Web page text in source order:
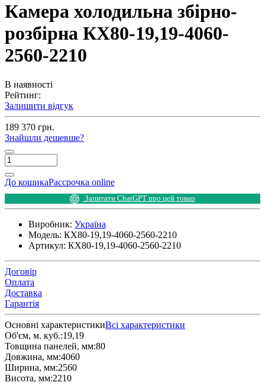
Камера холодильна збірно-
розбірна КХ80-19,19-4060-
2560-2210
В наявності
Рейтинг:
Залишити відгук
189 370 грн.
Знайшли дешевше?
До кошикаРассрочка online
Запитати ChatGPT про цей товар
Виробник: Україна
Модель: КХ80-19,19-4060-2560-2210
Артикул: КХ80-19,19-4060-2560-2210
Договір
Оплата
Доставка
Гарантія
Основні характеристикиВсі характеристики
Об'єм, м. куб.:19,19
Товщина панелей, мм:80
Довжина, мм:4060
Ширина, мм:2560
Висота, мм:2210